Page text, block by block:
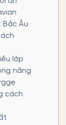
Âu
lớp
năng
cách